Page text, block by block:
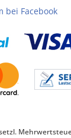
bei Facebook